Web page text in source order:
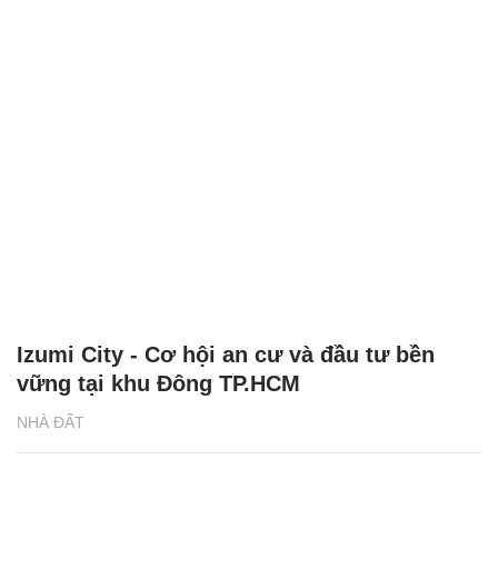
NHÀ ĐẤT
Izumi City - Cơ hội an cư và đầu tư bền
vững tại khu Đông TP.HCM